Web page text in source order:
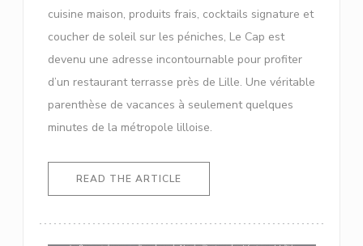
cuisine maison, produits frais, cocktails signature et
coucher de soleil sur les péniches, Le Cap est
devenu une adresse incontournable pour profiter
d’un restaurant terrasse près de Lille. Une véritable
parenthèse de vacances à seulement quelques
minutes de la métropole lilloise.
READ THE ARTICLE((OPENS IN A NEW WINDOW))